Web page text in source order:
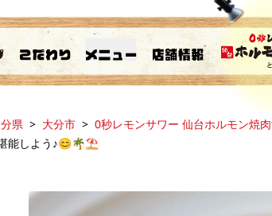
県 大分市 0秒レモンサワー 仙台ホルモン焼
能しよう♪😊🌴⛱️